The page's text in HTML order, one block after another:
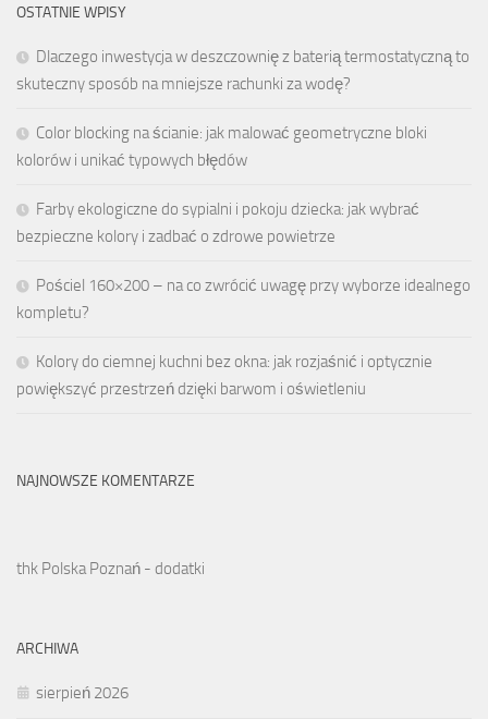
OSTATNIE WPISY
Dlaczego inwestycja w deszczownię z baterią termostatyczną to
skuteczny sposób na mniejsze rachunki za wodę?
Color blocking na ścianie: jak malować geometryczne bloki
kolorów i unikać typowych błędów
Farby ekologiczne do sypialni i pokoju dziecka: jak wybrać
bezpieczne kolory i zadbać o zdrowe powietrze
Pościel 160×200 – na co zwrócić uwagę przy wyborze idealnego
kompletu?
Kolory do ciemnej kuchni bez okna: jak rozjaśnić i optycznie
powiększyć przestrzeń dzięki barwom i oświetleniu
NAJNOWSZE KOMENTARZE
thk Polska Poznań - dodatki
ARCHIWA
sierpień 2026